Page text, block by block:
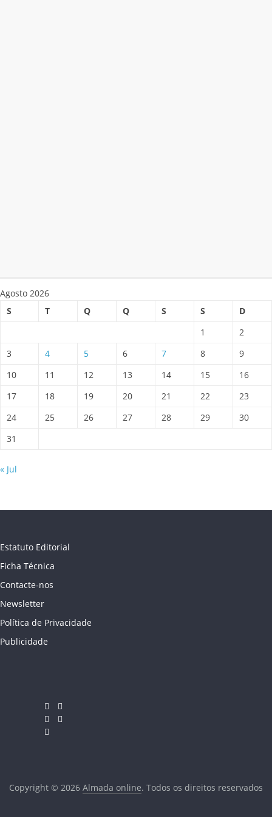
Agosto 2026
S
T Q Q S S
D
1
2
3
4 5 6 7 8
9
10
11 12 13 14 15
16
17
18 19 20 21 22
23
24
25 26 27 28 29
30
31
« Jul
Estatuto Editorial
Ficha Técnica
Contacte-nos
Newsletter
Política de Privacidade
Publicidade
Copyright © 2026 Almada online. Todos os direitos reservados